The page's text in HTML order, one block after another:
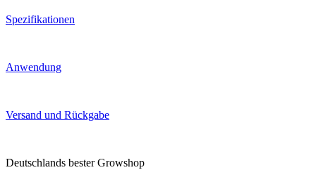
Spezifikationen
Anwendung
Versand und Rückgabe
Deutschlands bester Growshop